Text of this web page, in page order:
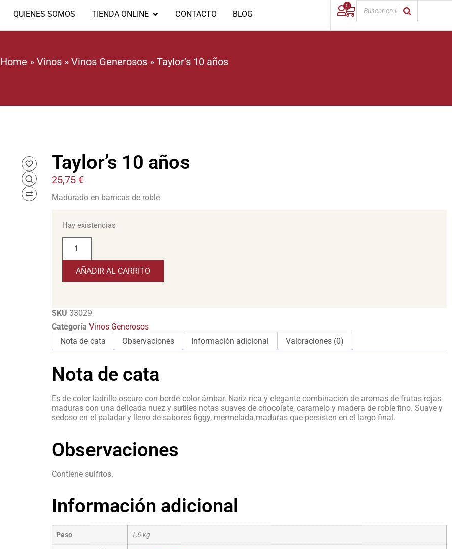
QUIENES SOMOS TIENDA ONLINE CONTACTO BLOG
0
Home » Vinos » Vinos Generosos » Taylor’s 10 años
Taylor’s 10 años
25,75 €
Madurado en barricas de roble
Hay existencias
AÑADIR AL CARRITO
SKU 33029
Categoría Vinos Generosos
Nota de cata
Observaciones Información adicional Valoraciones (0)
Nota de cata
Es de color ladrillo oscuro con borde color ámbar. Nariz rica y elegante combinación de aromas de frutas rojas
maduras con una delicada nuez y sutiles notas suaves de chocolate, caramelo y madera de roble fino. Suave y
sedoso en el paladar y lleno de sabores figgy, mermelada maduras que persisten en el largo final.
Observaciones
Contiene sulfitos.
Información adicional
Peso 1,6 kg